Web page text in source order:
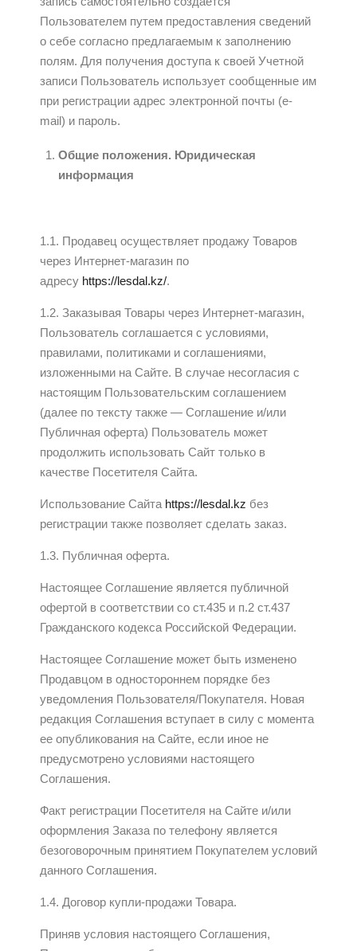
Пользователем путем предоставления сведений
о себе согласно предлагаемым к заполнению
полям. Для получения доступа к своей Учетной
записи Пользователь использует сообщенные им
при регистрации адрес электронной почты (e-
mail) и пароль.
Общие положения. Юридическая
информация
1.1. Продавец осуществляет продажу Товаров
через Интернет-магазин по
адресу https://lesdal.kz/.
1.2. Заказывая Товары через Интернет-магазин,
Пользователь соглашается с условиями,
правилами, политиками и соглашениями,
изложенными на Сайте. В случае несогласия с
настоящим Пользовательским соглашением
(далее по тексту также — Соглашение и/или
Публичная оферта) Пользователь может
продолжить использовать Сайт только в
качестве Посетителя Сайта.
Использование Сайта https://lesdal.kz без
регистрации также позволяет сделать заказ.
1.3. Публичная оферта.
Настоящее Соглашение является публичной
офертой в соответствии со ст.435 и п.2 ст.437
Гражданского кодекса Российской Федерации.
Настоящее Соглашение может быть изменено
Продавцом в одностороннем порядке без
уведомления Пользователя/Покупателя. Новая
редакция Соглашения вступает в силу с момента
ее опубликования на Сайте, если иное не
предусмотрено условиями настоящего
Соглашения.
Факт регистрации Посетителя на Сайте и/или
оформления Заказа по телефону является
безоговорочным принятием Покупателем условий
данного Соглашения.
1.4. Договор купли-продажи Товара.
Приняв условия настоящего Соглашения,